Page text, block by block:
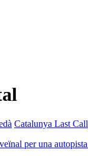
Catalunya Last Call